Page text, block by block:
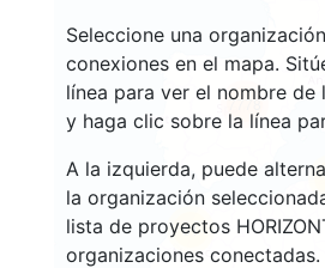
Seleccione una
conexiones en el mapa.
línea para ver el nombre
y haga clic sobre la línea
A la izquierda, puede
la organización
lista de proyectos
organizaciones conectadas.
61
7778